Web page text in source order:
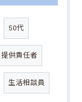
50代
供責任者
生活相談員